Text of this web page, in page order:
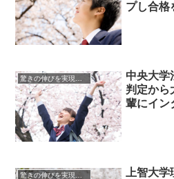
プし合格
中央大学
判定から
輩にイン
上智大